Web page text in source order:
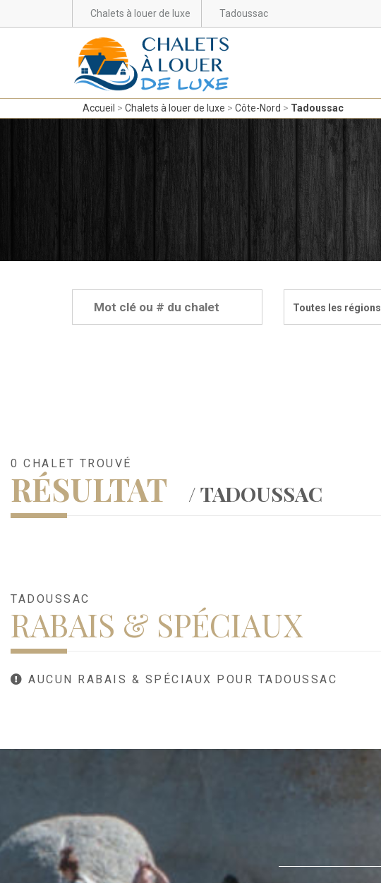
Chalets à louer de luxe Tadoussac
Accueil Chalets à louer de luxe Côte-Nord Tadoussac
Toutes les régions
0 CHALET TROUVÉ
RÉSULTAT / TADOUSSAC
TADOUSSAC
RABAIS & SPÉCIAUX
AUCUN RABAIS & SPÉCIAUX POUR TADOUSSAC